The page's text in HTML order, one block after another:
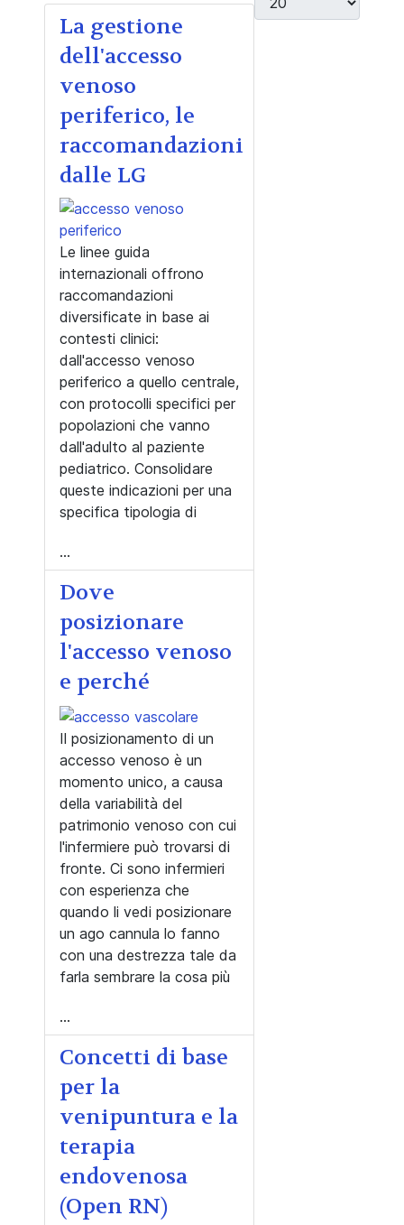
La gestione
dell'accesso
venoso
periferico, le
raccomandazioni
dalle LG
Le linee guida
internazionali offrono
raccomandazioni
diversificate in base ai
contesti clinici:
dall'accesso venoso
periferico a quello centrale,
con protocolli specifici per
popolazioni che vanno
dall'adulto al paziente
pediatrico. Consolidare
queste indicazioni per una
specifica tipologia di
...
Dove
posizionare
l'accesso venoso
e perché
Il posizionamento di un
accesso venoso è un
momento unico, a causa
della variabilità del
patrimonio venoso con cui
l'infermiere può trovarsi di
fronte. Ci sono infermieri
con esperienza che
quando li vedi posizionare
un ago cannula lo fanno
con una destrezza tale da
farla sembrare la cosa più
...
Concetti di base
per la
venipuntura e la
terapia
endovenosa
(Open RN)